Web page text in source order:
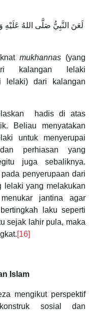
لَعَنَ النَّبِيُّ صَلَّى اللهُ
mukhannas (yang
kalangan lelaki
lelaki) dari kalangan
hadis di atas
Beliau menyatakan
untuk menyerupai
perhiasan yang
juga sebaliknya.
penyerupaan dari
lelaki yang melakukan
jantina agar
laku seperti
sejak lahir pula, maka
[16]
Islam
mengikut perspektif
sosial dan